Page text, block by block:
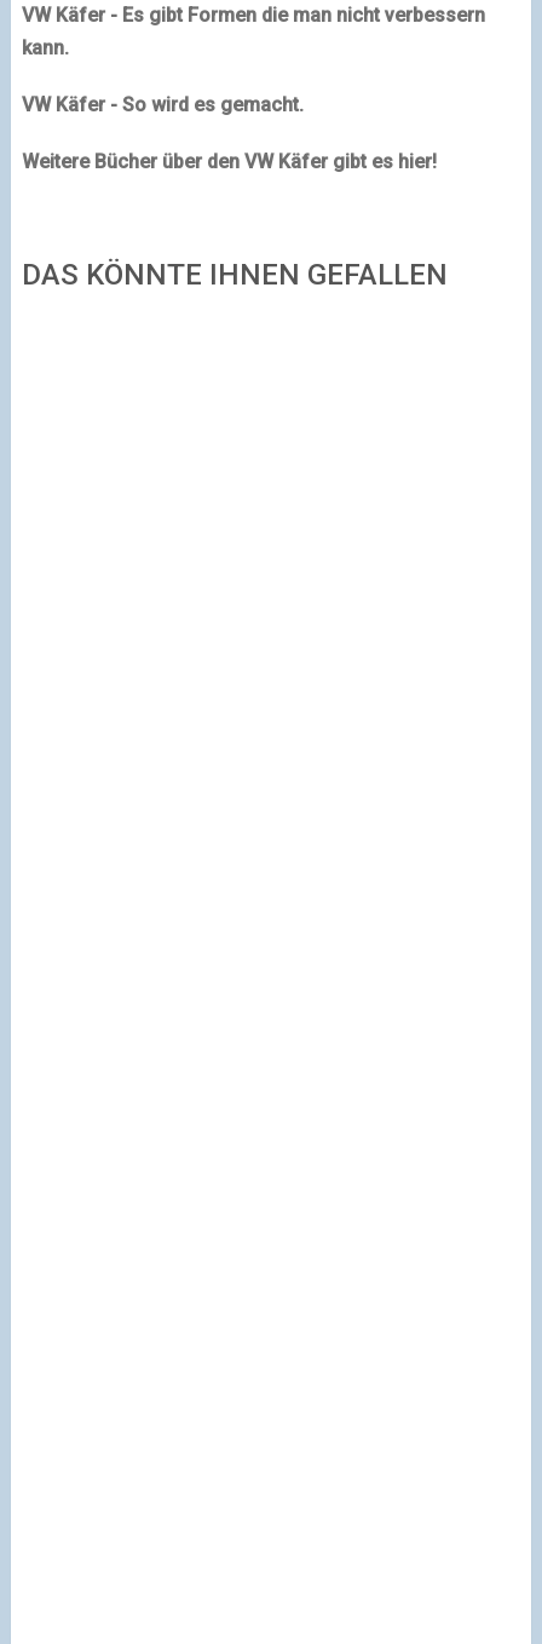
VW Käfer - Es gibt Formen die man nicht verbessern
kann.
VW Käfer - So wird es gemacht.
Weitere Bücher über den VW Käfer gibt es hier!
DAS KÖNNTE IHNEN GEFALLEN